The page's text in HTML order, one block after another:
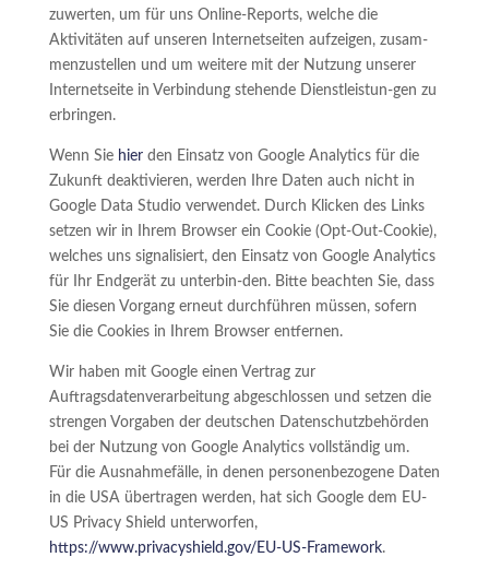
zuwerten, um für uns Online-Reports, welche die
Aktivitäten auf unseren Internetseiten aufzeigen, zusam-
menzustellen und um weitere mit der Nutzung unserer
Internetseite in Verbindung stehende Dienstleistun-gen zu
erbringen.
Wenn Sie hierden Einsatz von Google Analytics für die
Zukunft deaktivieren, werden Ihre Daten auch nicht in
Google Data Studio verwendet. Durch Klicken des Links
setzen wir in Ihrem Browser ein Cookie (Opt-Out-Cookie),
welches uns signalisiert, den Einsatz von Google Analytics
für Ihr Endgerät zu unterbin-den. Bitte beachten Sie, dass
Sie diesen Vorgang erneut durchführen müssen, sofern
Sie die Cookies in Ihrem Browser entfernen.
Wir haben mit Google einen Vertrag zur
Auftragsdatenverarbeitung abgeschlossen und setzen die
strengen Vorgaben der deutschen Datenschutzbehörden
bei der Nutzung von Google Analytics vollständig um.
Für die Ausnahmefälle, in denen personenbezogene Daten
in die USA übertragen werden, hat sich Google dem EU-
US Privacy Shield unterworfen,
https://www.privacyshield.gov/EU-US-Framework.